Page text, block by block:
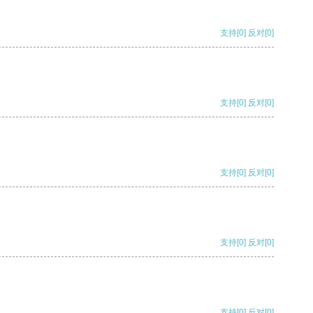
支持[0] 反对[0]
支持[0] 反对[0]
支持[0] 反对[0]
支持[0] 反对[0]